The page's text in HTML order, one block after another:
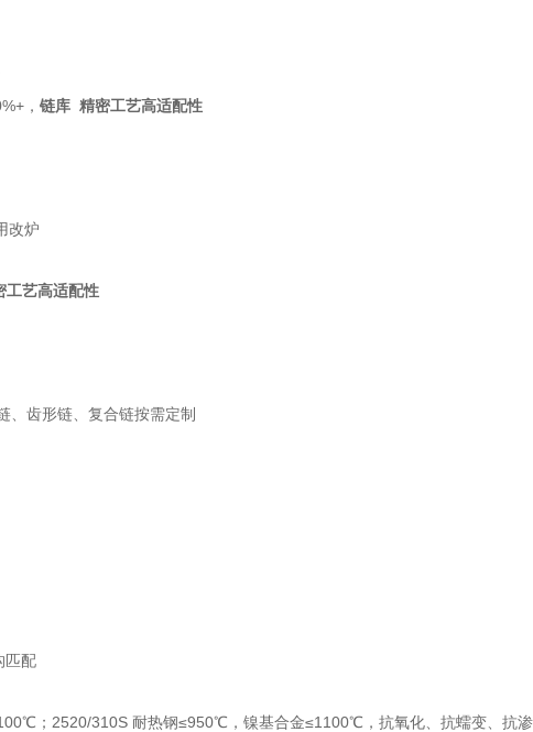
， 链库 精密工艺高适配性
改炉
艺高适配性
、齿形链、复合链按需定制
匹配
；2520/310S 耐热钢≤950℃，镍基合金≤1100℃，抗氧化、抗蠕变、抗渗